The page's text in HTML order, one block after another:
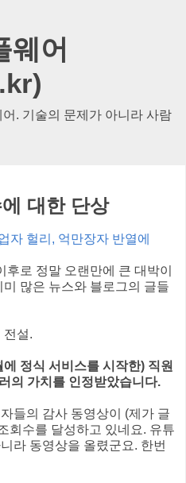
웨어
. 기술의 문제가 아니라 사람
대한 단상
자 헐리, 억만장자 반열에
로 정말 오랜만에 큰 대박이
많은 뉴스와 블로그의 글들
전설.
정식 서비스를 시작한) 직원
의 가치를 인정받았습니다.
들의 감사 동영상이 (제가 글
회수를 달성하고 있네요. 유튜
라 동영상을 올렸군요. 한번